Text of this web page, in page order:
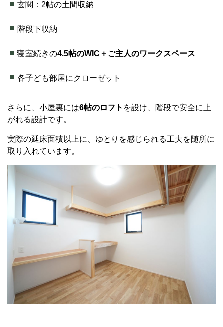
玄関：2帖の土間収納
階段下収納
寝室続きの4.5帖のWIC＋ご主人のワークスペース
各子ども部屋にクローゼット
さらに、小屋裏には6帖のロフト を設け、階段で安全に上
がれる設計です。
実際の延床面積以上に、ゆとりを感じられる工夫を随所に
取り入れています。